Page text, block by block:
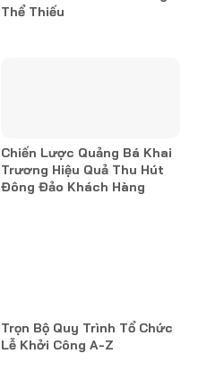
Thể Thiếu
Chiến Lược Quảng Bá Khai
Trương Hiệu Quả Thu Hút
Đông Đảo Khách Hàng
Trọn Bộ Quy Trình Tổ Chức
Lễ Khởi Công A-Z